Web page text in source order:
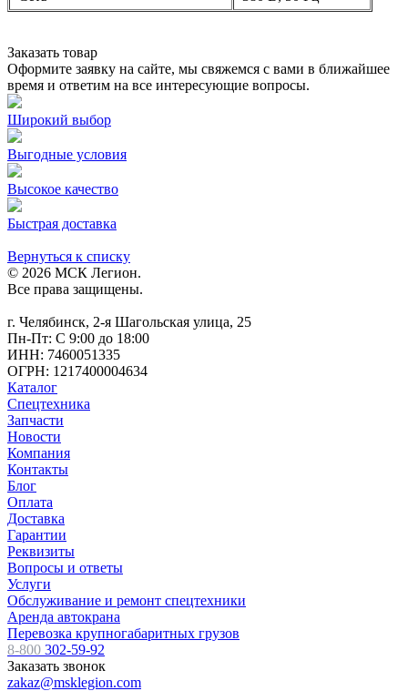
Заказать товар
Оформите заявку на сайте, мы свяжемся с вами в ближайшее
время и ответим на все интересующие вопросы.
Широкий выбор
Выгодные условия
Высокое качество
Быстрая доставка
Вернуться к списку
© 2026 МСК Легион.
Все права защищены.
г. Челябинск, 2-я Шагольская улица, 25
Пн-Пт: С 9:00 до 18:00
ИНН: 7460051335
ОГРН: 1217400004634
Каталог
Спецтехника
Запчасти
Новости
Компания
Контакты
Блог
Оплата
Доставка
Гарантии
Реквизиты
Вопросы и ответы
Услуги
Обслуживание и ремонт спецтехники
Аренда автокрана
Перевозка крупногабаритных грузов
8-800 302-59-92
Заказать звонок
zakaz@msklegion.com